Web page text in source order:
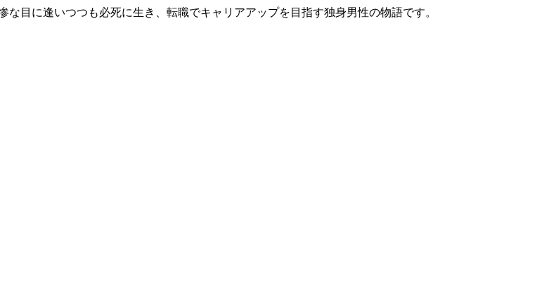
目に逢いつつも必死に生き、転職でキャリアアップを目指す独身男性の物語です。